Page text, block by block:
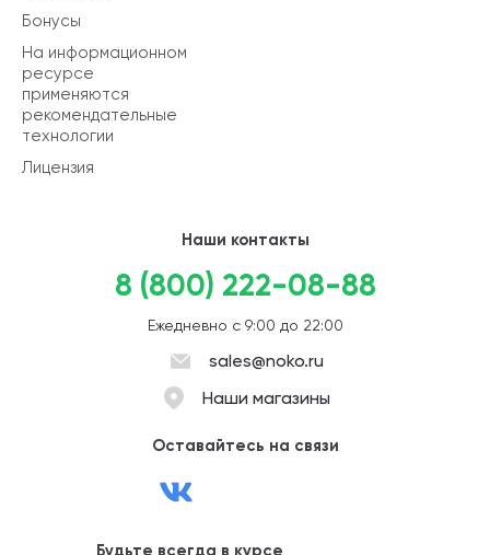
Бонусы
На информационном
ресурсе
применяются
рекомендательные
технологии
Лицензия
Наши контакты
8 (800) 222-08-88
Ежедневно с 9:00 до 22:00
sales@noko.ru
Наши магазины
Оставайтесь на связи
Будьте всегда в курсе